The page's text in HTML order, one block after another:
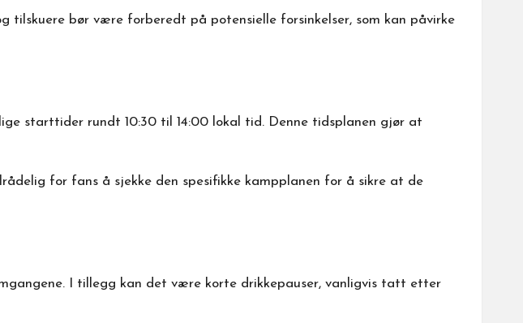
bør være forberedt på potensielle forsinkelser, som kan påvirke
starttider rundt 10:30 til 14:00 lokal tid. Denne tidsplanen gjør at
for fans å sjekke den spesifikke kampplanen for å sikre at de
I tillegg kan det være korte drikkepauser, vanligvis tatt etter